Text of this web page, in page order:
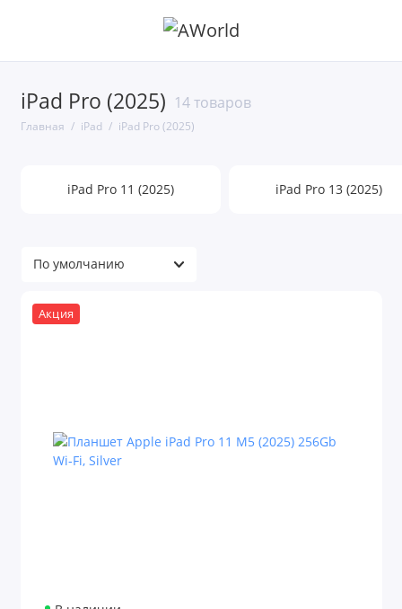
iPad Pro (2025) 14 товаров
Главная iPad iPad Pro (2025)
iPad Pro 11 (2025) iPad Pro 13 (2025)
Акция